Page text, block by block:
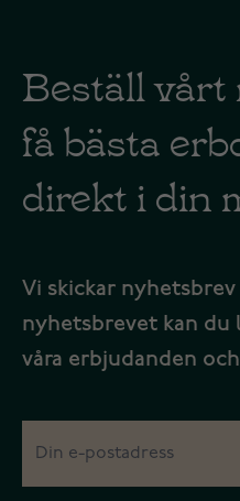
Beställ vårt
få bästa
direkt i din
Vi skickar nyhetsbrev
nyhetsbrevet kan du
våra erbjudanden